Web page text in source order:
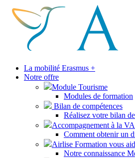
La mobilité Erasmus +
Notre offre
Module Tourisme
Modules de formation
Bilan de compétences
Réalisez votre bilan
Accompagnement à la
Comment obtenir un
Airlise Formation vous
Notre connaissance